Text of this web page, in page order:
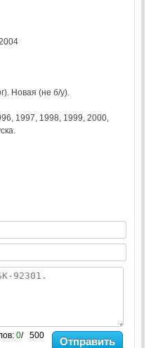
Новая (не б/у).
1997 1998 1999 ,2000
0/ 500 Отправить